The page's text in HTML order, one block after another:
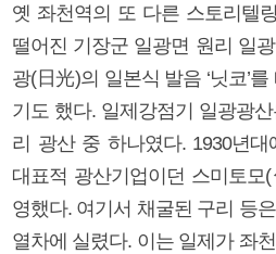
옛 좌천역의 또 다른 스토리텔
떨어진 기장군 일광면 원리 일
광(日光)의 일본식 발음 ‘닛코’를
기도 했다. 일제강점기 일광광
리 광산 중 하나였다. 1930년
대표적 광산기업이던 스미토
영했다. 여기서 채굴된 구리 등
열차에 실렸다. 이는 일제가 좌